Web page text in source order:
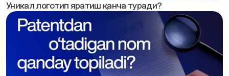
Уникал логотип яратиш қанча туради?